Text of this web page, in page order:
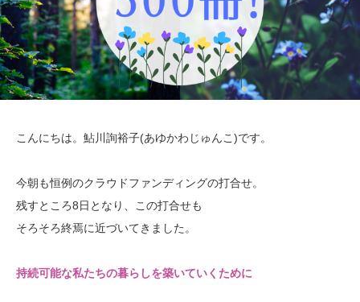
こんにちは。鮎川詢裕子(あゆかわじゅんこ)です。
今朝も恒例のクラウドファンディングの打合せ。
残すところ8日となり、この打合せも
そろそろ終焉に近づいてきました。
持続可能な私たちの暮らしを築いていくために